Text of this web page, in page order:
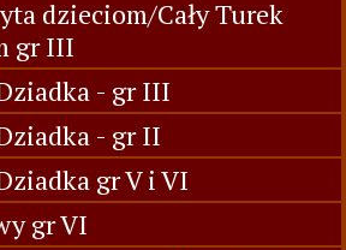
dzieciom/Cały Turek
gr III
- gr III
- gr II
gr V i VI
gr VI